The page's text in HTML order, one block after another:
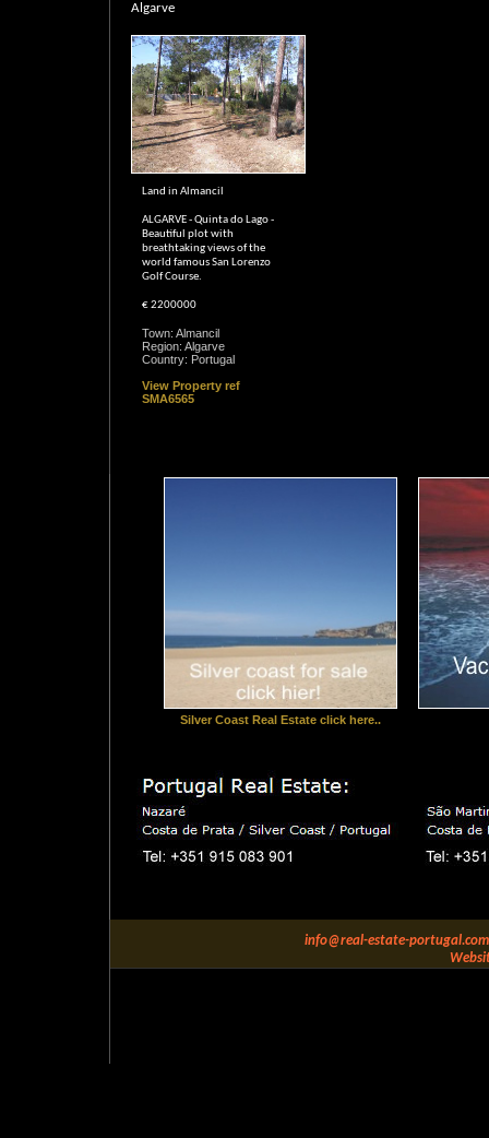
Algarve
Land in Almancil
ALGARVE - Quinta do Lago -
Beautiful plot with
breathtaking views of the
world famous San Lorenzo
Golf Course.
€ 2200000
Town: Almancil
Region: Algarve
Country: Portugal
View Property ref
SMA6565
Silver Coast Real Estate click here..
info@real-estate-portugal.com